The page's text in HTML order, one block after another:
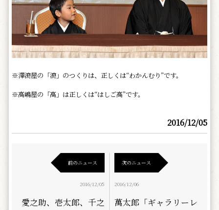
※澤瀉屋の「瀉」のつくりは、正しくは“わかんむり”です。
※高嶋屋の「高」は正しくは“はしご高”です。
2016/12/05
前のニュース
2016/12/05
愛之助、壱太郎、千之
次のニュース
2016/12/06
萬太郎「ギャラリーレ